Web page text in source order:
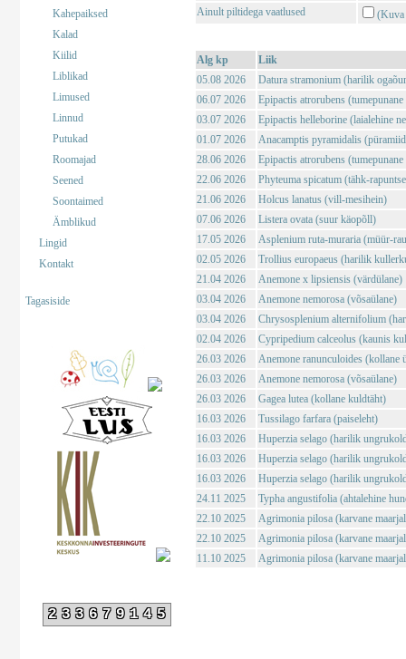
Kahepaiksed
Kalad
Kiilid
Liblikad
Limused
Linnud
Putukad
Roomajad
Seened
Soontaimed
Ämblikud
Lingid
Kontakt
Tagasiside
233679145
Ainult piltidega vaatlused
(Kuva
Alg kp
Liik
05.08 2026
Datura stramonium (harilik
06.07 2026
Epipactis atrorubens
03.07 2026
Epipactis helleborine (laialehine
01.07 2026
Anacamptis pyramidalis
28.06 2026
Epipactis atrorubens
22.06 2026
Phyteuma spicatum (tähk-
21.06 2026
Holcus lanatus (vill-mesihein)
07.06 2026
Listera ovata (suur käopõll)
17.05 2026
Asplenium ruta-muraria (müür-
02.05 2026
Trollius europaeus (harilik
21.04 2026
Anemone x lipsiensis (värdülane)
03.04 2026
Anemone nemorosa (võsaülane)
03.04 2026
Chrysosplenium alternifolium
02.04 2026
Cypripedium calceolus (kaunis
26.03 2026
Anemone ranunculoides (kollane
26.03 2026
Anemone nemorosa (võsaülane)
26.03 2026
Gagea lutea (kollane kuldtäht)
16.03 2026
Tussilago farfara (paiseleht)
16.03 2026
Huperzia selago (harilik
16.03 2026
Huperzia selago (harilik
16.03 2026
Huperzia selago (harilik
24.11 2025
Typha angustifolia (ahtalehine
22.10 2025
Agrimonia pilosa (karvane
22.10 2025
Agrimonia pilosa (karvane
11.10 2025
Agrimonia pilosa (karvane